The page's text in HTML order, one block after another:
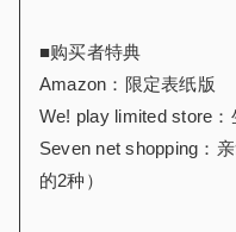
■购买者特典
Amazon：限定表纸版
We! play limited store：
Seven net shopping：
的2种）